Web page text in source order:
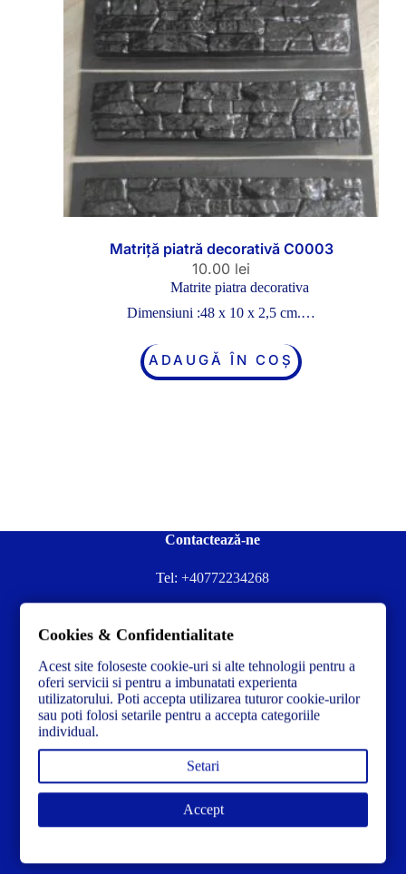
Matriță piatră decorativă C0003
10.00 lei
Matrite piatra decorativa
Dimensiuni :48 x 10 x 2,5 cm.…
ADAUGĂ ÎN COȘ
Contactează-ne
Tel: +40772234268
Contacteză-ne la:✉️contact@concrete-forma.com
Str. Dacia Nr 12 Ineu, Arad 315300 Romania
Cookies & Confidentialitate
Acest site foloseste cookie-uri si alte tehnologii pentru a
oferi servicii si pentru a imbunatati experienta
utilizatorului. Poti accepta utilizarea tuturor cookie-urilor
sau poti folosi setarile pentru a accepta categoriile
individual.
Setari
Accept